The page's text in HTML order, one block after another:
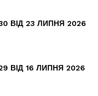
ВІД 23 ЛИПНЯ 2026
ВІД 16 ЛИПНЯ 2026